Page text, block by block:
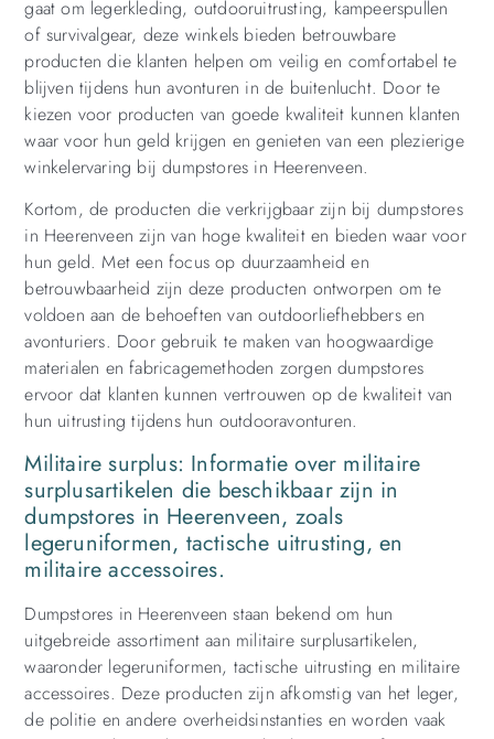
gaat om legerkleding, outdooruitrusting, kampeerspullen
of survivalgear, deze winkels bieden betrouwbare
producten die klanten helpen om veilig en comfortabel te
blijven tijdens hun avonturen in de buitenlucht. Door te
kiezen voor producten van goede kwaliteit kunnen klanten
waar voor hun geld krijgen en genieten van een plezierige
winkelervaring bij dumpstores in Heerenveen.
Kortom, de producten die verkrijgbaar zijn bij dumpstores
in Heerenveen zijn van hoge kwaliteit en bieden waar voor
hun geld. Met een focus op duurzaamheid en
betrouwbaarheid zijn deze producten ontworpen om te
voldoen aan de behoeften van outdoorliefhebbers en
avonturiers. Door gebruik te maken van hoogwaardige
materialen en fabricagemethoden zorgen dumpstores
ervoor dat klanten kunnen vertrouwen op de kwaliteit van
hun uitrusting tijdens hun outdooravonturen.
Militaire surplus: Informatie over militaire
surplusartikelen die beschikbaar zijn in
dumpstores in Heerenveen, zoals
legeruniformen, tactische uitrusting, en
militaire accessoires.
Dumpstores in Heerenveen staan ​​bekend om hun
uitgebreide assortiment aan militaire surplusartikelen,
waaronder legeruniformen, tactische uitrusting en militaire
accessoires. Deze producten zijn afkomstig van het leger,
de politie en andere overheidsinstanties en worden vaak